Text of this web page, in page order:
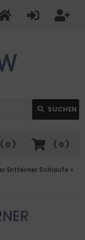
SUCHEN
( 0 )
( 0 )
Entferner Schlaufe +